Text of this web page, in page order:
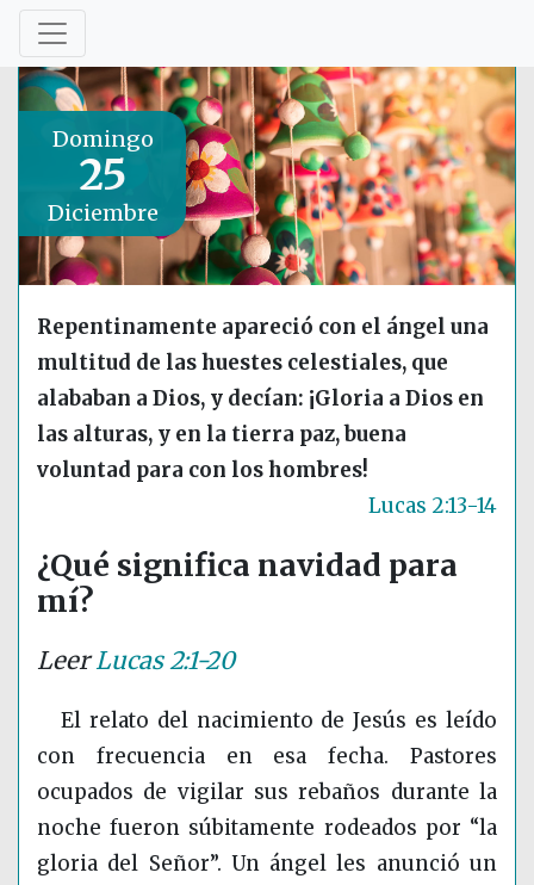
Domingo
25
Diciembre
Repentinamente apareció con el ángel una
multitud de las huestes celestiales, que
alababan a Dios, y decían: ¡Gloria a Dios en
las alturas, y en la tierra paz, buena
voluntad para con los hombres!
Lucas 2:13-14
¿Qué significa navidad para
mí?
LeerLucas 2:1-20
El relato del nacimiento de Jesús es leído
con frecuencia en esa fecha. Pastores
ocupados de vigilar sus rebaños durante la
noche fueron súbitamente rodeados por “la
gloria del Señor”. Un ángel les anunció un